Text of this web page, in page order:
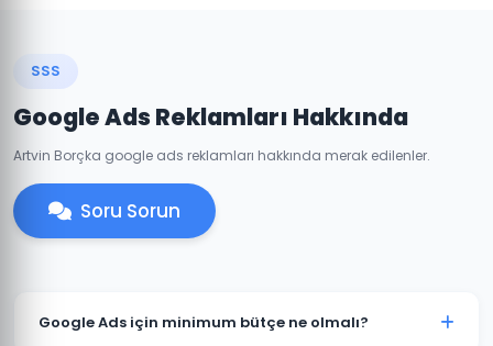
SSS
Google Ads Reklamları Hakkında
Artvin Borçka google ads reklamları hakkında merak edilenler.
Soru Sorun
Google Ads için minimum bütçe ne olmalı?